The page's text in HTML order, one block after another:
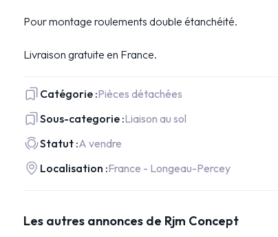
Pour montage roulements double étanchéité.
Livraison gratuite en France.
Catégorie :Pièces détachées
Sous-categorie :Liaison au sol
Statut :A vendre
Localisation :France - Longeau-Percey
Les autres annonces de Rjm Concept